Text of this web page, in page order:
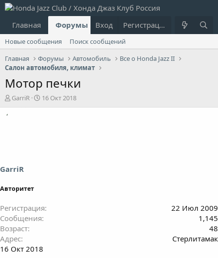
Главная Форумы Что нового?
Вход Регистрация
Новые сообщения
Поиск сообщений
Главная
Форумы Автомобиль
Все о Honda Jazz II
Салон автомобиля, климат
Мотор печки
А
в
ы
GarriR
Д
а
16 Окт 2018
GarriR
Авторитет
Регистрация
22 Июл 2009
Сообщения
1,145
Возраст
48
Адрес
Стерлитамак
16 Окт 2018